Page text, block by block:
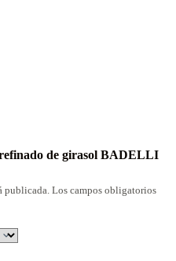
de girasol BADELLI
publicada. Los campos obligatorios